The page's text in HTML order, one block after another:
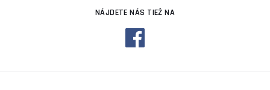
NÁJDETE NÁS TIEŽ NA